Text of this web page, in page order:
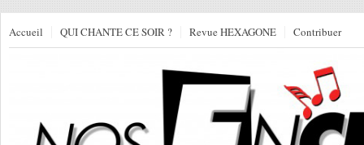
Accueil QUI CHANTE CE SOIR ? Revue HEXAGONE Contribuer